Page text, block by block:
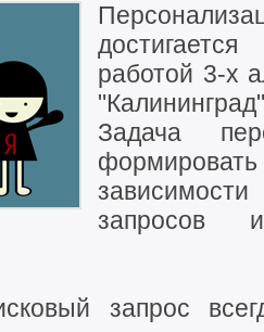
работой 3-х
Задача
запросов
запрос